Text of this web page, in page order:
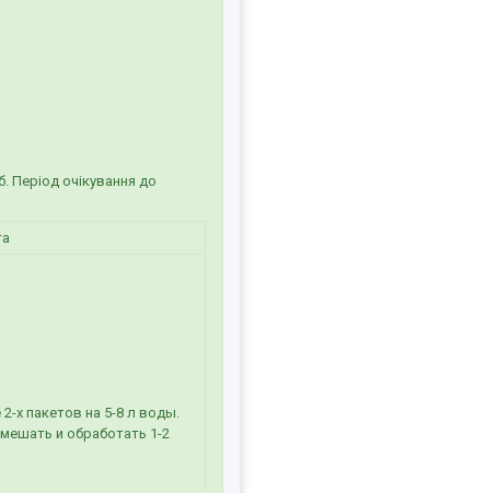
Період очікування до
х пакетов на 5-8 л воды.
и обработать 1-2